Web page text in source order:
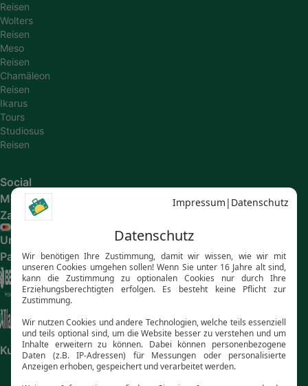
Reisen
Wolters
Reisen
Meso
Reisen
Chamäleon
Reisen
Ikarus
Tours
Studiosus
Reisen
Social
Media
Zahlungsarten
Unsere
Partner
Kundenbewertungen